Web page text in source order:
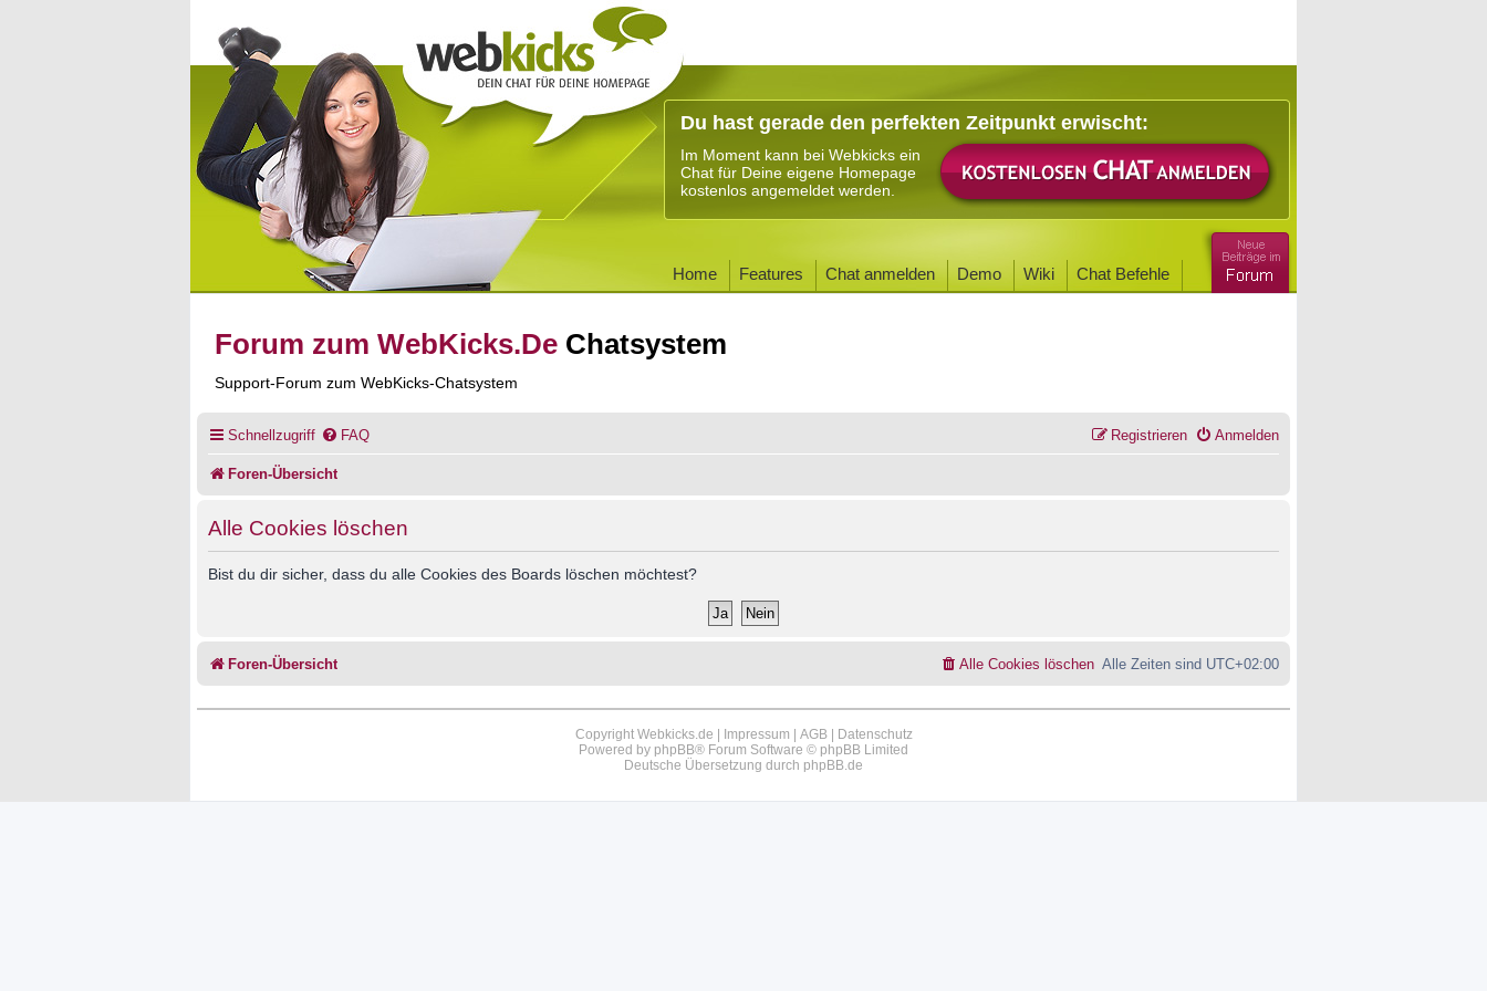
Du hast gerade den perfekten Zeitpunkt erwischt:
Im Moment kann bei Webkicks ein
Chat für Deine eigene Homepage
kostenlos angemeldet werden.
Home Features Chat anmelden Demo Wiki Chat Befehle
Forum zum WebKicks.De Chatsystem
Support-Forum zum WebKicks-Chatsystem
Schnellzugriff FAQ Anmelden
Registrieren
Foren-Übersicht
Alle Cookies löschen
Bist du dir sicher, dass du alle Cookies des Boards löschen möchtest?
Foren-Übersicht Alle Zeiten sind UTC+02:00
Alle Cookies löschen
Copyright Webkicks.de | Impressum AGB|
Datenschutz
Powered by phpBB® Forum Software © phpBB Limited
Deutsche Übersetzung durch phpBB.de